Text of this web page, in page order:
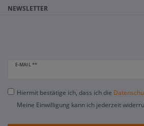
NEWSLETTER
E-MAIL **
Hiermit bestätige ich, dass ich die
Meine Einwilligung kann ich jederzeit